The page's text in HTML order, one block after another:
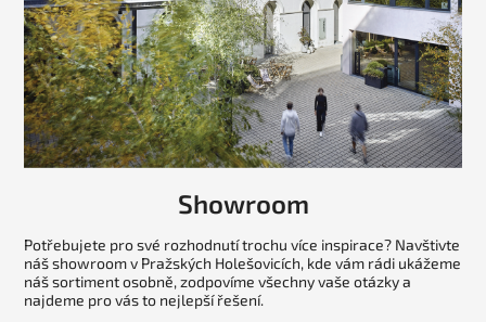
Showroom
Potřebujete pro své rozhodnutí trochu více inspirace? Navštivte
náš showroom v Pražských Holešovicích, kde vám rádi ukážeme
náš sortiment osobně, zodpovíme všechny vaše otázky a
najdeme pro vás to nejlepší řešení.